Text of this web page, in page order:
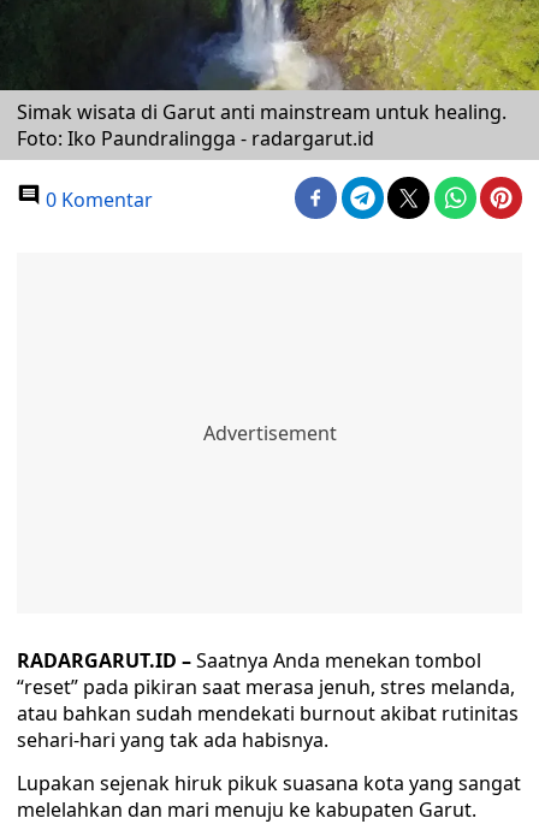
Simak wisata di Garut anti mainstream untuk healing.
Foto: Iko Paundralingga - radargarut.id
0 Komentar
RADARGARUT.ID –Saatnya Anda menekan tombol
“reset” pada pikiran saat merasa jenuh, stres melanda,
atau bahkan sudah mendekati burnout akibat rutinitas
sehari-hari yang tak ada habisnya.
Lupakan sejenak hiruk pikuk suasana kota yang sangat
melelahkan dan mari menuju ke kabupaten Garut.